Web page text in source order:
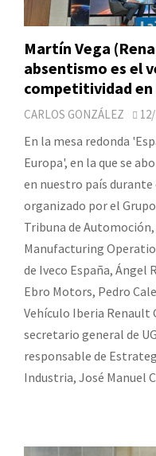
Martín Vega
absentismo es el
competitividad en
CARLOS GONZÁLEZ
En la mesa redonda
Europa', en la que se
en nuestro país
organizado por el
Tribuna de
Manufacturing
de Iveco España, Ángel
Ebro Motors, Pedro
Vehículo Iberia Renault
secretario general de
responsable de
Industria, José Manuel